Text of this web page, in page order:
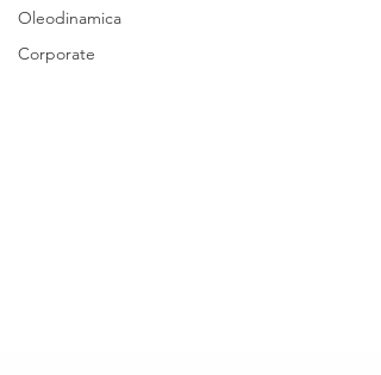
Oleodinamica
Corporate